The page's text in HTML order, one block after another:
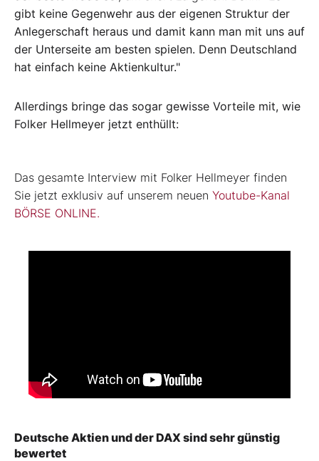
gibt keine Gegenwehr aus der eigenen Struktur der
Anlegerschaft heraus und damit kann man mit uns auf
der Unterseite am besten spielen. Denn Deutschland
hat einfach keine Aktienkultur."
Allerdings bringe das sogar gewisse Vorteile mit, wie
Folker Hellmeyer jetzt enthüllt:
Das gesamte Interview mit Folker Hellmeyer finden
Sie jetzt exklusiv auf unserem neuen Youtube-Kanal
BÖRSE ONLINE.
Deutsche Aktien und der DAX sind sehr günstig
bewertet